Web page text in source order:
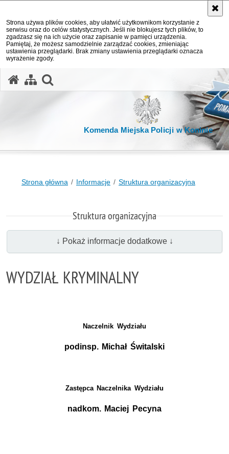
Strona używa plików cookies, aby ułatwić użytkownikom korzystanie z
serwisu oraz do celów statystycznych. Jeśli nie blokujesz tych plików, to
zgadzasz się na ich użycie oraz zapisanie w pamięci urządzenia.
Pamiętaj, że możesz samodzielnie zarządzać cookies, zmieniając
ustawienia przeglądarki. Brak zmiany ustawienia przeglądarki oznacza
wyrażenie zgody.
Komenda Miejska Policji w Koninie
Strona główna Informacje Struktura organizacyjna
Struktura organizacyjna
↓ Pokaż informacje dodatkowe ↓
WYDZIAŁ KRYMINALNY
Naczelnik Wydziału
podinsp. Michał Świtalski
Zastępca Naczelnika Wydziału
nadkom. Maciej Pecyna